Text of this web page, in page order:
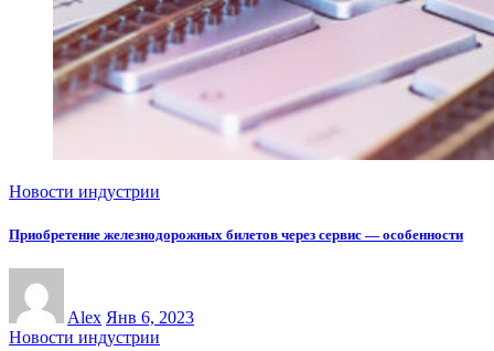
Новости индустрии
Приобретение железнодорожных билетов через сервис — особенности
Alex Янв 6, 2023
Новости индустрии